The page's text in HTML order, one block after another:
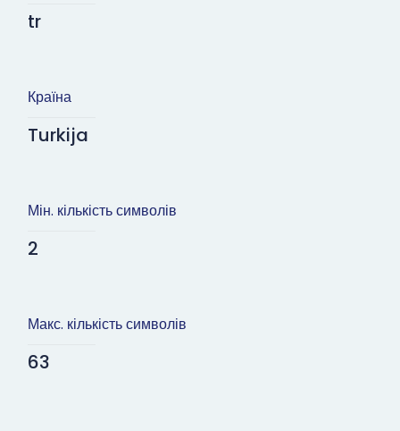
tr
Країна
Turkija
Мін. кількість символів
2
Макс. кількість символів
63